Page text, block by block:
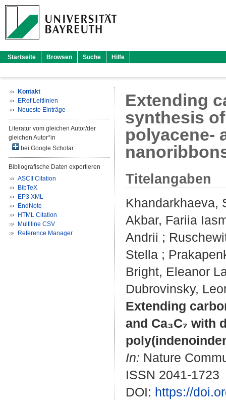
Startseite Browsen Suche Hilfe
Kontakt
ERef Leitlinien
Neueste Einträge
Literatur vom gleichen Autor/der
gleichen Autor*in
bei Google Scholar
Bibliografische Daten exportieren
ASCII Citation
BibTeX
EP3 XML
EndNote
HTML Citation
Multiline CSV
Reference Manager
Extending
synthesis of
polyacene-
Titelangaben
Khandarkhaeva,
Akbar, Fariia
Andrii ;
Stella ;
Bright, Eleanor
Dubrovinsky,
Extending
and Ca₃C₇ with
In: Nature
ISSN 2041-1723
DOI: https://